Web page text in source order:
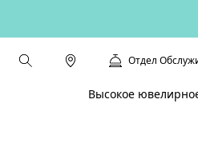
Отдел
Высокое